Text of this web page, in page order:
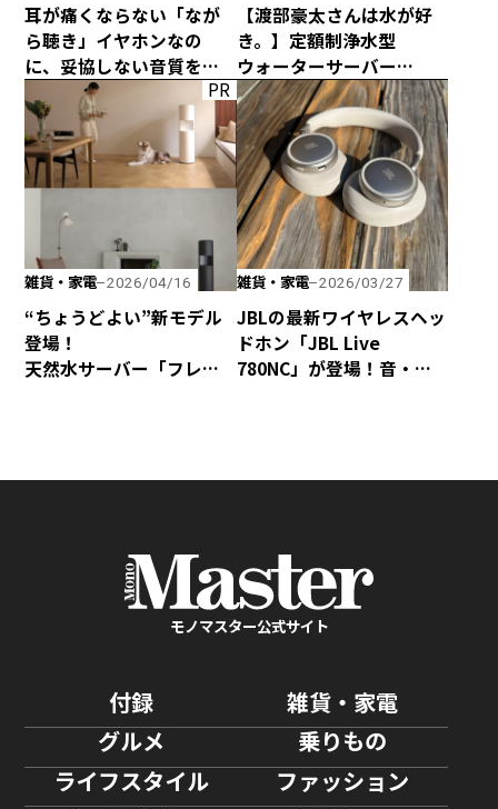
耳が痛くならない「なが
ら聴き」イヤホンなの
に、妥協しない音質を追
求した「HP-H300BT」が
発売！
【渡部豪太さんは水が好
き。】定額制浄水型
ウォーターサーバー
every frecious tallを
使ってみた
PR
雑貨・家電 2026/04/16
“ちょうどよい”新モデル
登場！
天然水サーバー「フレ
雑貨・家電 2026/03/27
JBLの最新ワイヤレスヘッ
ドホン「JBL Live
780NC」が登場！音・装
モノマスター公式サイト
付録
雑貨・家電
グルメ
乗りもの
ライフスタイル
ファッション